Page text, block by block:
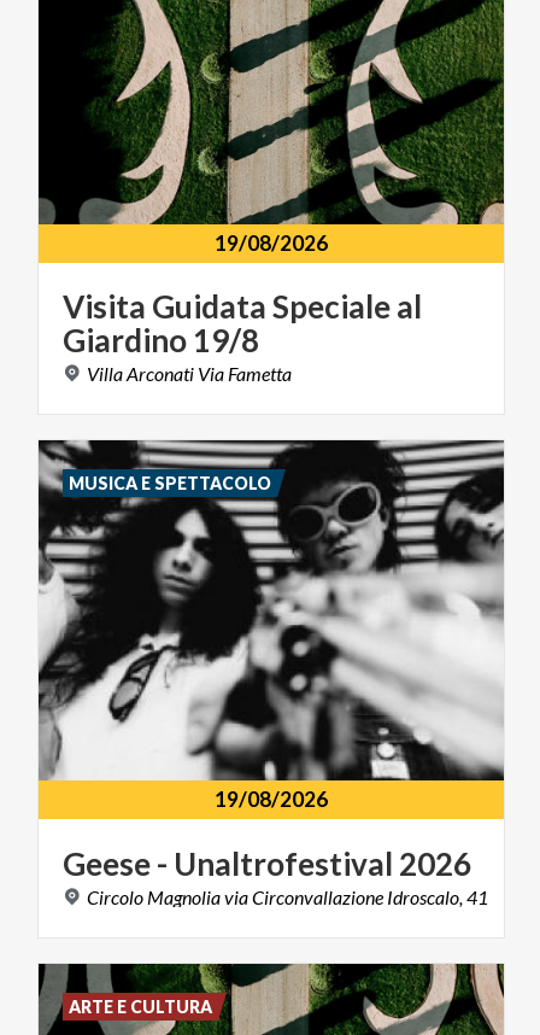
19/08/2026
Visita GuidataSpecialeal
Giardino 19/8
VillaArconati Via Fametta
19/08/2026
Geese- Unaltrofestival 2026
Circolo MagnoliaviaCirconvallazione Idroscalo, 41
MUSICA E SPETTACOLO
ARTE E CULTURA